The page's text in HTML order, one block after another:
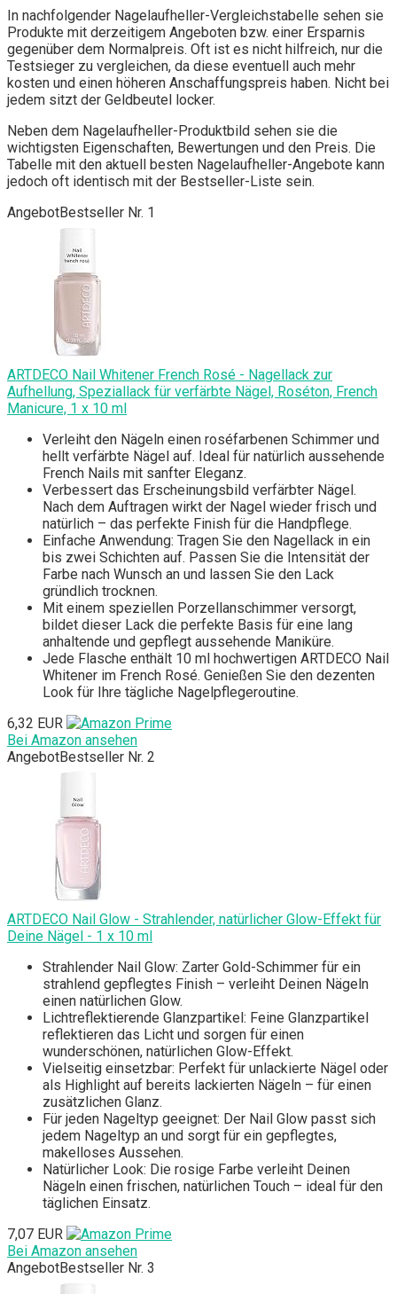
In nachfolgender Nagelaufheller-Vergleichstabelle sehen sie
Produkte mit derzeitigem Angeboten bzw. einer Ersparnis
gegenüber dem Normalpreis. Oft ist es nicht hilfreich, nur die
Testsieger zu vergleichen, da diese eventuell auch mehr
kosten und einen höheren Anschaffungspreis haben. Nicht bei
jedem sitzt der Geldbeutel locker.
Neben dem Nagelaufheller-Produktbild sehen sie die
wichtigsten Eigenschaften, Bewertungen und den Preis. Die
Tabelle mit den aktuell besten Nagelaufheller-Angebote kann
jedoch oft identisch mit der Bestseller-Liste sein.
AngebotBestseller Nr. 1
ARTDECO Nail Whitener French Rosé - Nagellack zur
Aufhellung, Speziallack für verfärbte Nägel, Roséton, French
Manicure, 1 x 10 ml
Verleiht den Nägeln einen roséfarbenen Schimmer und
hellt verfärbte Nägel auf. Ideal für natürlich aussehende
French Nails mit sanfter Eleganz.
Verbessert das Erscheinungsbild verfärbter Nägel.
Nach dem Auftragen wirkt der Nagel wieder frisch und
natürlich – das perfekte Finish für die Handpflege.
Einfache Anwendung: Tragen Sie den Nagellack in ein
bis zwei Schichten auf. Passen Sie die Intensität der
Farbe nach Wunsch an und lassen Sie den Lack
gründlich trocknen.
Mit einem speziellen Porzellanschimmer versorgt,
bildet dieser Lack die perfekte Basis für eine lang
anhaltende und gepflegt aussehende Maniküre.
Jede Flasche enthält 10 ml hochwertigen ARTDECO Nail
Whitener im French Rosé. Genießen Sie den dezenten
Look für Ihre tägliche Nagelpflegeroutine.
6,32 EUR
Bei Amazon ansehen
AngebotBestseller Nr. 2
ARTDECO Nail Glow - Strahlender, natürlicher Glow-Effekt für
Deine Nägel - 1 x 10 ml
Strahlender Nail Glow: Zarter Gold-Schimmer für ein
strahlend gepflegtes Finish – verleiht Deinen Nägeln
einen natürlichen Glow.
Lichtreflektierende Glanzpartikel: Feine Glanzpartikel
reflektieren das Licht und sorgen für einen
wunderschönen, natürlichen Glow-Effekt.
Vielseitig einsetzbar: Perfekt für unlackierte Nägel oder
als Highlight auf bereits lackierten Nägeln – für einen
zusätzlichen Glanz.
Für jeden Nageltyp geeignet: Der Nail Glow passt sich
jedem Nageltyp an und sorgt für ein gepflegtes,
makelloses Aussehen.
Natürlicher Look: Die rosige Farbe verleiht Deinen
Nägeln einen frischen, natürlichen Touch – ideal für den
täglichen Einsatz.
7,07 EUR
Bei Amazon ansehen
AngebotBestseller Nr. 3